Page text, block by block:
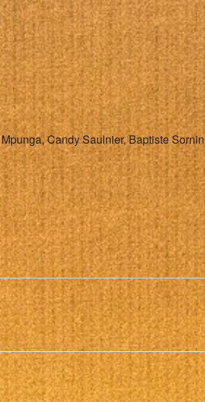
iCalendar
Candy Saulnier, Baptiste Sornin